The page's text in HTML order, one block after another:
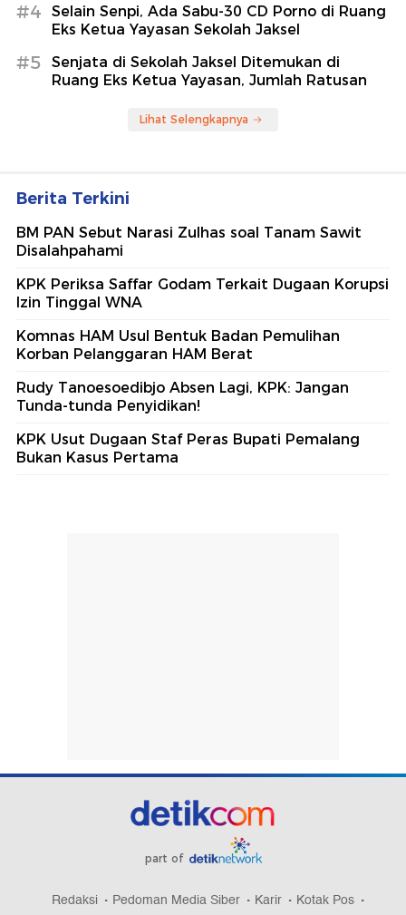
#4
Selain Senpi, Ada Sabu-30 CD Porno di Ruang
Eks Ketua Yayasan Sekolah Jaksel
#5
Senjata di Sekolah Jaksel Ditemukan di
Ruang Eks Ketua Yayasan, Jumlah Ratusan
Lihat Selengkapnya
Berita Terkini
BM PAN Sebut Narasi Zulhas soal Tanam Sawit
Disalahpahami
KPK Periksa Saffar Godam Terkait Dugaan Korupsi
Izin Tinggal WNA
Komnas HAM Usul Bentuk Badan Pemulihan
Korban Pelanggaran HAM Berat
Rudy Tanoesoedibjo Absen Lagi, KPK: Jangan
Tunda-tunda Penyidikan!
KPK Usut Dugaan Staf Peras Bupati Pemalang
Bukan Kasus Pertama
part of
Redaksi Pedoman Media Siber Karir
Kotak Pos